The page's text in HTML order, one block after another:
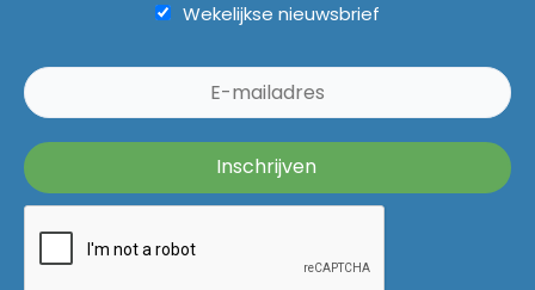
Wekelijkse nieuwsbrief